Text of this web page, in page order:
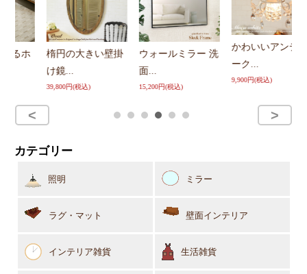
楕円の大きい壁掛
け鏡...
39,800円(税込)
ウォールミラー 洗
15,200円(税込)
かわいいアンティ
ーク...
9,900円(税込)
カテゴリー
照明 ミラー
ラグ・マット 壁面インテリア
インテリア雑貨 生活雑貨